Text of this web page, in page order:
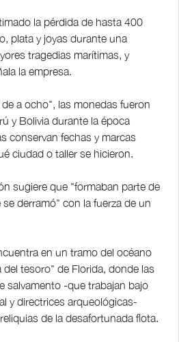
la pérdida de hasta 400
plata y joyas durante una
tragedias marítimas, y
la empresa.
a ocho", las monedas fueron
y Bolivia durante la época
conservan fechas y marcas
ciudad o taller se hicieron.
sugiere que "formaban parte de
derramó" con la fuerza de un
en un tramo del océano
tesoro" de Florida, donde las
salvamento -que trabajan bajo
y directrices arqueológicas-
de la desafortunada flota.